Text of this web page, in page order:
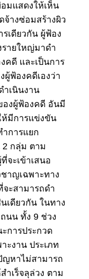
มแสดงให้เห็น
จ้างซ่อมสร้างผิว
เดียวกัน ผู้ฟ้อง
รายใหญ่มาดํา
คดี และเป็นการ
ฟ้องคดีเองว่า
าเนินงาน
องผู้ฟ้องคดี อันมี
ห้มีการแข่งขัน
การแยก
2 กลุ่ม ตาม
จะเข้าเสนอ
าญเฉพาะทาง
ะสามารถดํา
เดียวกัน ในทาง
นน ทั้ง 9 ช่วง
การประกวด
ะงาน ประเภท
ญหาไม่สามารถ
าเร็จลุล่วง ตาม